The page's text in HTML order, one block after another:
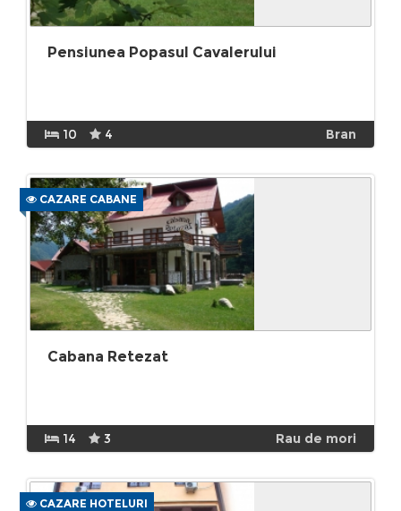
Pensiunea Popasul Cavalerului
10 4 Bran
CAZARE CABANE
Cabana Retezat
14 3 Rau de mori
CAZARE HOTELURI